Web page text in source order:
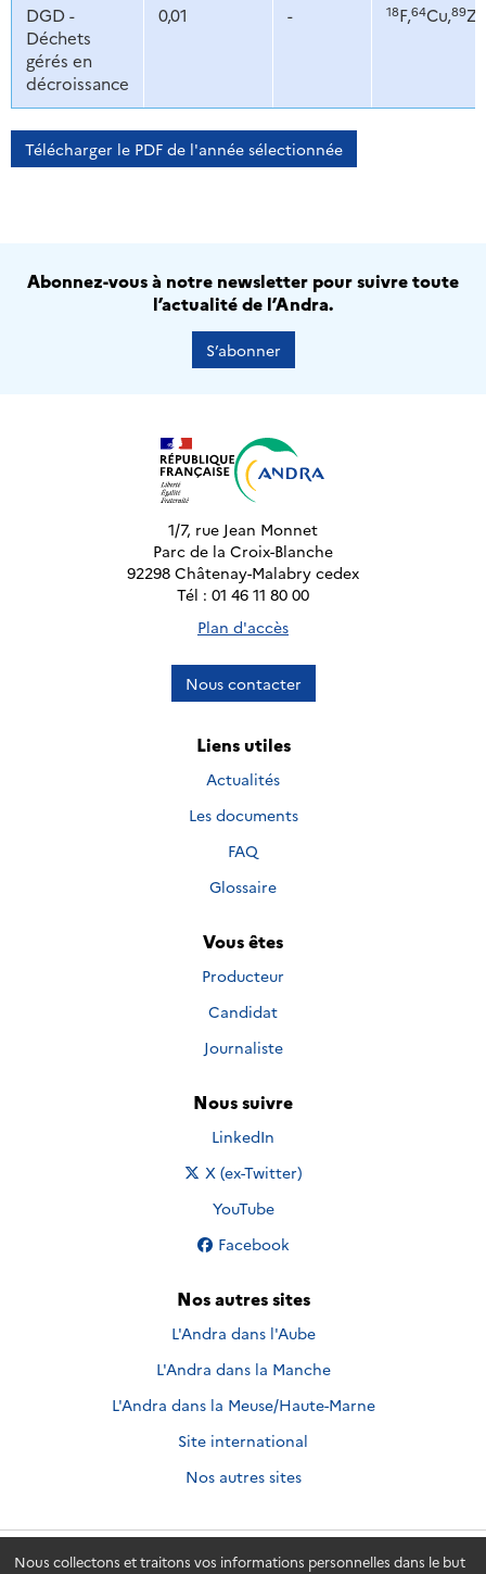
Nous collectons et traitons vos informations personnelles dans le but
DGD -
Déchets
gérés en
décroissance
0,01 - 18F,64Cu,89Zr
Télécharger le PDF de l'année sélectionnée
Abonnez-vous à notre newsletter pour suivre toute
l’actualité de l’Andra.
S’abonner
1/7, rue Jean Monnet
Parc de la Croix-Blanche
92298 Châtenay-Malabry cedex
Tél : 01 46 11 80 00
Plan d'accès
Nous contacter
Liens utiles
Actualités
Les documents
FAQ
Glossaire
Vous êtes
Producteur
Candidat
Journaliste
Nous suivre
Nous suivre sur
LinkedIn
Nous suivre sur
X (ex-Twitter)
Nous suivre sur
YouTube
Nous suivre sur
Facebook
Nos autres sites
L'Andra dans l'Aube
L'Andra dans la Manche
L'Andra dans la Meuse/Haute-Marne
Site international
Nos autres sites
Andra.fr © 2026 - Andra. Tous droits réservés.